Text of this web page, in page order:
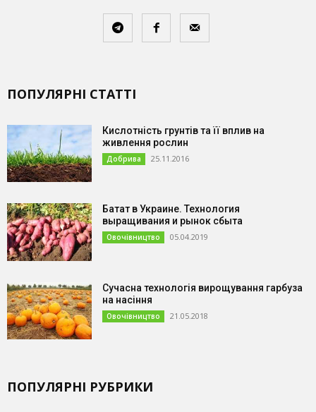
ПОПУЛЯРНІ СТАТТІ
Кислотність грунтів та її вплив на
живлення рослин
Добрива 25.11.2016
Батат в Украине. Технология
выращивания и рынок сбыта
Овочівництво 05.04.2019
Сучасна технологія вирощування гарбуза
на насіння
Овочівництво 21.05.2018
ПОПУЛЯРНІ РУБРИКИ